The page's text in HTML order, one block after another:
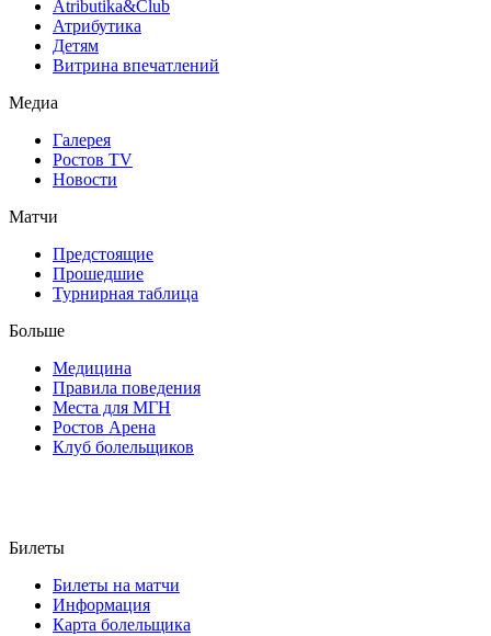
Atributika&Club
Атрибутика
Детям
Витрина впечатлений
Медиа
Галерея
Ростов TV
Новости
Матчи
Предстоящие
Прошедшие
Турнирная таблица
Больше
Медицина
Правила поведения
Места для МГН
Ростов Арена
Клуб болельщиков
Билеты
Билеты на матчи
Информация
Карта болельщика